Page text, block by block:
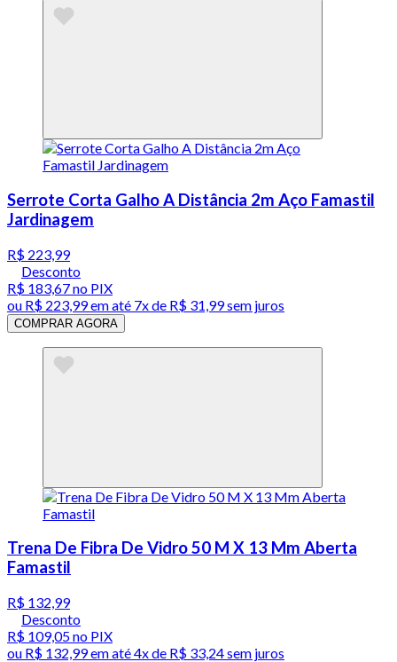
Serrote Corta Galho A Distância 2m Aço Famastil
Jardinagem
R$ 223,99
Desconto
R$ 183,67no PIX
ou R$ 223,99em até 7x de R$ 31,99 sem juros
COMPRAR AGORA
Trena De Fibra De Vidro 50 M X 13 Mm Aberta
Famastil
R$ 132,99
Desconto
R$ 109,05no PIX
ou R$ 132,99em até4x de R$ 33,24 sem juros